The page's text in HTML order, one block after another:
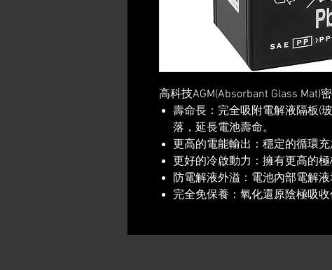
高科技AGM(Absorbant Glass Mat)
壽命長：完全吸附電解液隔板(
落，延長電池壽命。
更高的電能輸出：穩定的循環充
更好的冷啟動力：擁有更高的極
防電解液外溢：電池內部電解
完全免保養：氧化還原陰極吸